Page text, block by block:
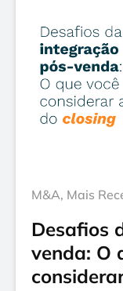
M&A, Mais
Desafios
venda: O